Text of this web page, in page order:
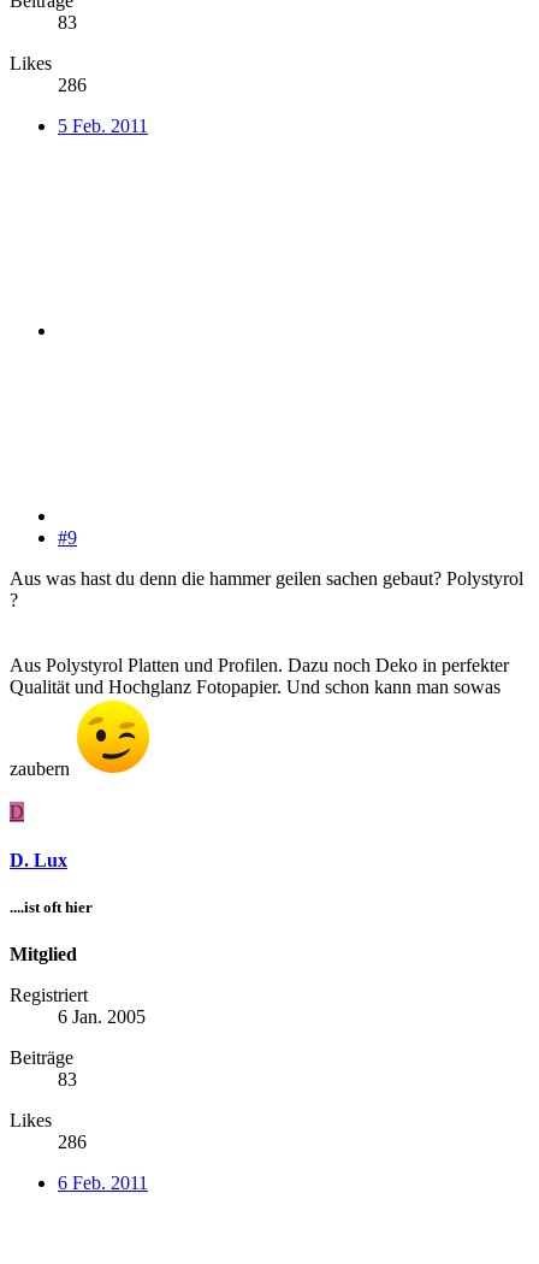
83
Likes
286
5 Feb. 2011
#9
Aus was hast du denn die hammer geilen sachen gebaut? Polystyrol
?
Aus Polystyrol Platten und Profilen. Dazu noch Deko in perfekter
Qualität und Hochglanz Fotopapier. Und schon kann man sowas
zaubern
D
D. Lux
....ist oft hier
Mitglied
Registriert
6 Jan. 2005
Beiträge
83
Likes
286
6 Feb. 2011